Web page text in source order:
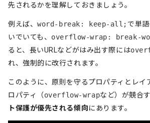
先されるかを理解しておきましょう。
例えば、word-break: keep-all; で単
いでいても、 overflow-wrap: break-
ると、長いURLなどがはみ出す際には
れ、強制的に改行されます。
このように、原則を守るプロパティとレイ
ロパティ（overflow-wrapなど）が競合
ト保護が優先される傾向にあります。